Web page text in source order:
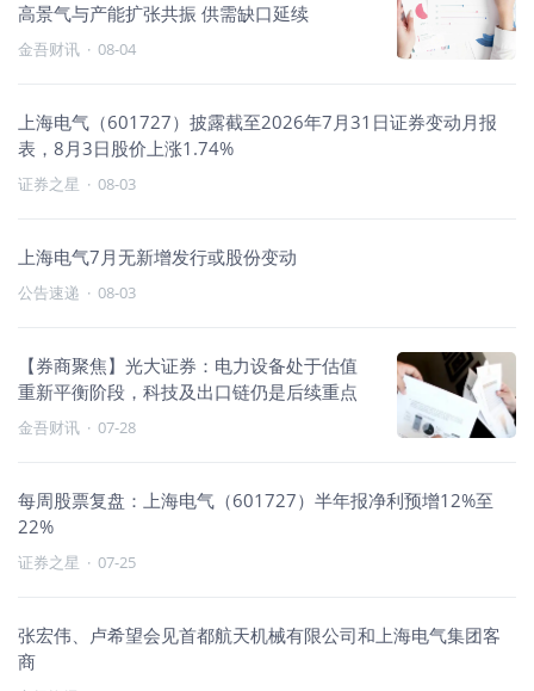
高景气与产能扩张共振 供需缺口延续
金吾财讯 · 08-04
上海电气（601727）披露截至2026年7月31日证券变动月报
表，8月3日股价上涨1.74%
证券之星 · 08-03
上海电气7月无新增发行或股份变动
公告速递 · 08-03
【券商聚焦】光大证券：电力设备处于估值
重新平衡阶段，科技及出口链仍是后续重点
金吾财讯 · 07-28
每周股票复盘：上海电气（601727）半年报净利预增12%至
22%
证券之星 · 07-25
张宏伟、卢希望会见首都航天机械有限公司和上海电气集团客
商